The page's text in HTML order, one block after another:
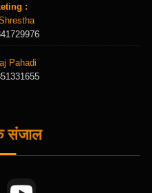
:
Pahadi
संजाल